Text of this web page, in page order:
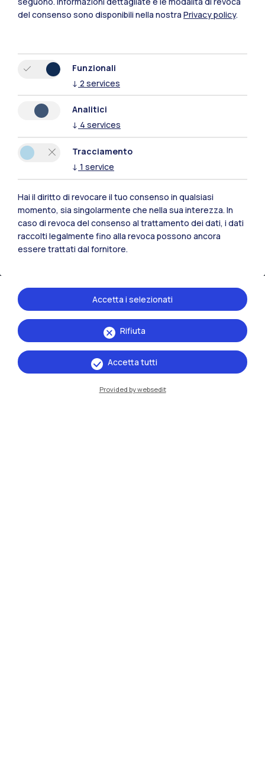
Polimi Community
Tutti i siti dell’ecosistema
Residenze
IT EN
Sedi
Milano Leonardo
del consenso sono disponibili nella nostra Privacy policy.
Funzionali
↓ 2 services
Analitici
↓ 4 services
Tracciamento
↓ 1 service
Hai il diritto di revocare il tuo consenso in qualsiasi
momento, sia singolarmente che nella sua interezza. In
caso di revoca del consenso al trattamento dei dati, i dati
raccolti legalmente fino alla revoca possono ancora
essere trattati dal fornitore.
Rifiuta
Accetta i selezionati
Accetta tutti
Provided by websedit